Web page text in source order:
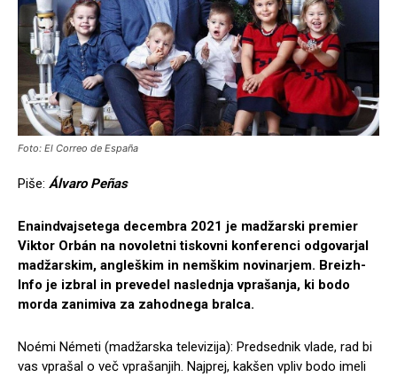
Foto: El Correo de España
Piše: Álvaro Peñas
Enaindvajsetega decembra 2021 je madžarski premier
Viktor Orbán na novoletni tiskovni konferenci odgovarjal
madžarskim, angleškim in nemškim novinarjem. Breizh-
Info je izbral in prevedel naslednja vprašanja, ki bodo
morda zanimiva za zahodnega bralca.
Noémi Németi (madžarska televizija): Predsednik vlade, rad bi
vas vprašal o več vprašanjih. Najprej, kakšen vpliv bodo imeli